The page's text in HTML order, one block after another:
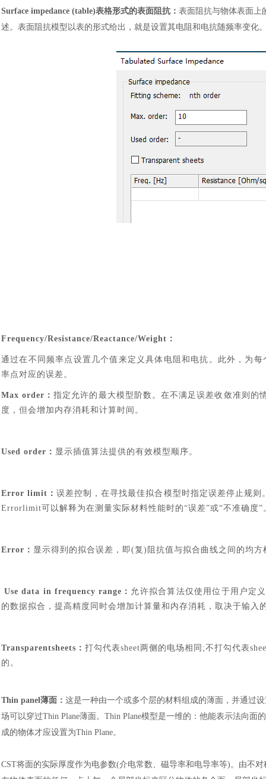
Surface impedance (table)表格形式的表面阻抗： 表面阻抗与物体表面上
述。表面阻抗模型以表的形式给出，就是设置其电阻和电抗随频率变化
Frequency/Resistance/Reactance/Weight ：
通过在不同频率点设置几个值来定义具体电阻和电抗。此外，为
率点对应的误差。
Max order ：指定允许的最大模型阶数。在不满足误差收敛准则的
度，但会增加内存消耗和计算时间。
Used order ： 显示插值算法提供的有效模型顺序。
Error limit ：误差控制，在寻找最佳拟合模型时指定误差停止规则
Errorlimit可以解释为在测量实际材料性能时的“误差”或“不准确度”
Error ： 显示得到的拟合误差，即(复)阻抗值与拟合曲线之间的均方
Use data in frequency range ： 允许拟合算法仅使用位于用户定
的数据拟合，提高精度同时会增加计算量和内存消耗，取决于输入
Transparentsheets ： 打勾代表sheet两侧的电场相同;不打勾代表
的。
Thin panel薄面： 这是一种由一个或多个层的材料组成的薄面，并通过
场可以穿过Thin Plane薄面。Thin Plane模型是一维的：他能表示法向
成的物体才应设置为Thin Plane。
CST将面的实际厚度作为电参数(介电常数、磁导率和电导率等)。由不
汽车交通